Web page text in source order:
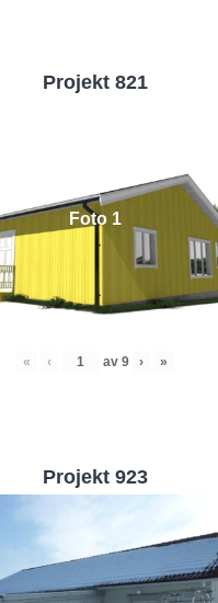
Projekt 821
Foto 1
« ‹ av 9 › »
Projekt 923